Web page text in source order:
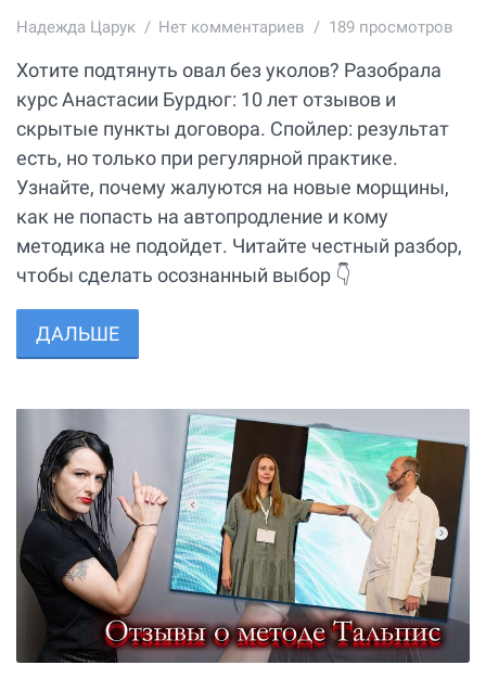
Надежда Царук Нет комментариев 189 просмотров
Хотите подтянуть овал без уколов? Разобрала
курс Анастасии Бурдюг: 10 лет отзывов и
скрытые пункты договора. Спойлер: результат
есть, но только при регулярной практике.
Узнайте, почему жалуются на новые морщины,
как не попасть на автопродление и кому
методика не подойдет. Читайте честный разбор,
чтобы сделать осознанный выбор 👇
ДАЛЬШЕ